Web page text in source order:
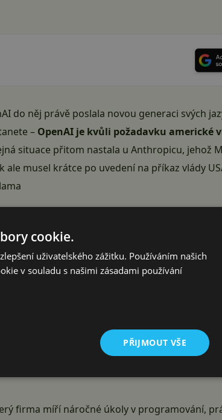
do něj právě poslala novou generaci svých
– OpenAI je kvůli požadavku americké
situace přitom nastala u Anthropicu, jehož
ale musel krátce po uvedení na příkaz vlády
firma míří náročné úkoly v programování,
cookie.
uživatelského zážitku. Používáním našich
v souladu s našimi zásadami používání
PŘIJMOUT VŠE